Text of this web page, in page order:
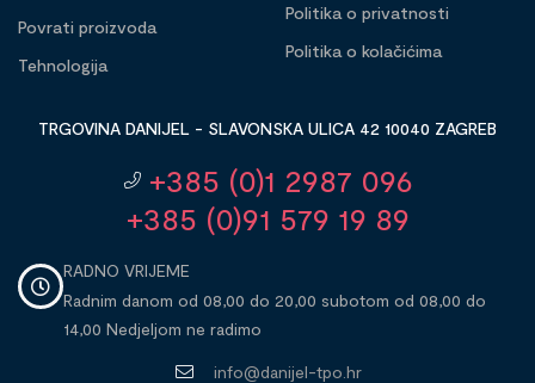
Povrati proizvoda
Tehnologija
Politika o privatnosti
Politika o kolačićima
TRGOVINA DANIJEL - SLAVONSKA ULICA 42 10040 ZAGREB
+385 (0)1 2987 096
+385 (0)91 579 19 89
RADNO VRIJEME
Radnim danom od 08,00 do 20,00 subotom od 08,00 do
14,00 Nedjeljom ne radimo
info@danijel-tpo.hr